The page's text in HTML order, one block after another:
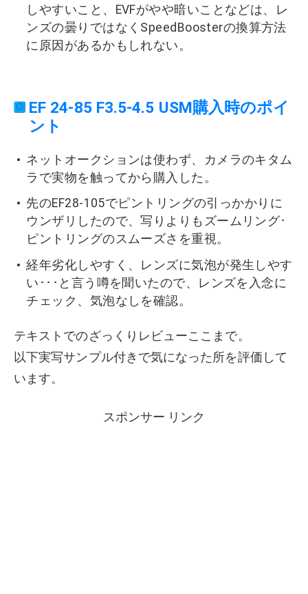
しやすいこと、EVFがやや暗いことなどは、レ
ンズの曇りではなくSpeedBoosterの換算方法
に原因があるかもしれない。
EF 24-85 F3.5-4.5 USM購入時のポイ
ント
ネットオークションは使わず、カメラのキタム
ラで実物を触ってから購入した。
先のEF28-105でピントリングの引っかかりに
ウンザリしたので、写りよりもズームリング･
ピントリングのスムーズさを重視。
経年劣化しやすく、レンズに気泡が発生しやす
い･･･と言う噂を聞いたので、レンズを入念に
チェック、気泡なしを確認。
テキストでのざっくりレビューここまで。
以下実写サンプル付きで気になった所を評価して
います。
スポンサー リンク